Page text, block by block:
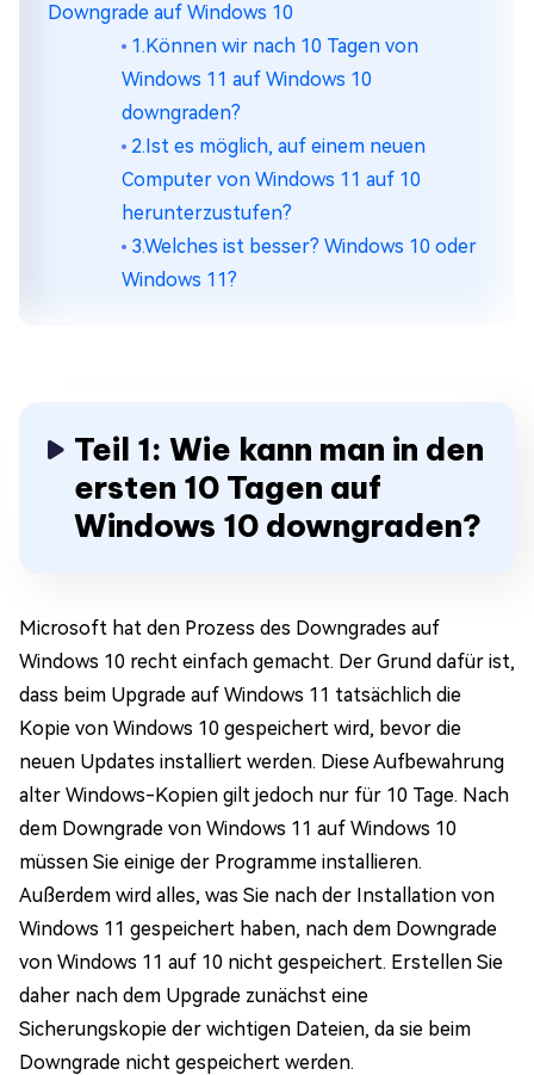
Downgrade auf Windows 10
1.Können wir nach 10 Tagen von
Windows 11 auf Windows 10
downgraden?
2.Ist es möglich, auf einem neuen
Computer von Windows 11 auf 10
herunterzustufen?
3.Welches ist besser? Windows 10 oder
Windows 11?
Teil 1: Wie kann man in den
ersten 10 Tagen auf
Windows 10 downgraden?
Microsoft hat den Prozess des Downgrades auf
Windows 10 recht einfach gemacht. Der Grund dafür ist,
dass beim Upgrade auf Windows 11 tatsächlich die
Kopie von Windows 10 gespeichert wird, bevor die
neuen Updates installiert werden. Diese Aufbewahrung
alter Windows-Kopien gilt jedoch nur für 10 Tage. Nach
dem Downgrade von Windows 11 auf Windows 10
müssen Sie einige der Programme installieren.
Außerdem wird alles, was Sie nach der Installation von
Windows 11 gespeichert haben, nach dem Downgrade
von Windows 11 auf 10 nicht gespeichert. Erstellen Sie
daher nach dem Upgrade zunächst eine
Sicherungskopie der wichtigen Dateien, da sie beim
Downgrade nicht gespeichert werden.